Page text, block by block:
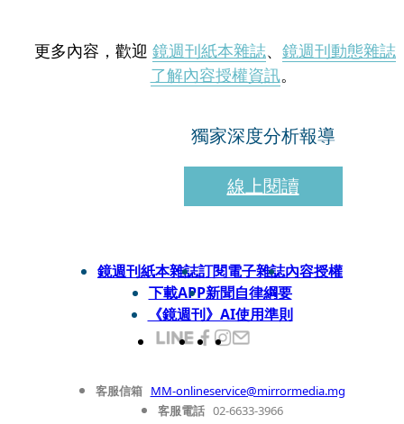
更多內容，歡迎 鏡週刊紙本雜誌、 鏡週刊動態雜誌
了解內容授權資訊。
獨家深度分析報導
線上閱讀
鏡週刊紙本雜誌訂閱電子雜誌內容授權
下載APP新聞自律綱要
《鏡週刊》AI使用準則
客服信箱 MM-onlineservice@mirrormedia.mg
客服電話 02-6633-3966